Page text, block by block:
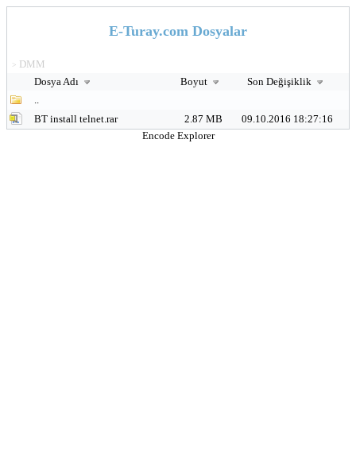
E-Turay.com Dosyalar
> DMM
Dosya Adı
Boyut
Son Değişiklik
..
BT install telnet.rar
2.87 MB
09.10.2016 18:27:16
Encode Explorer